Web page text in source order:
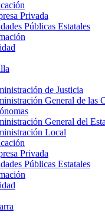
Privada
Públicas Estatales
de Justicia
General de las
General del
Local
Privada
Públicas Estatales